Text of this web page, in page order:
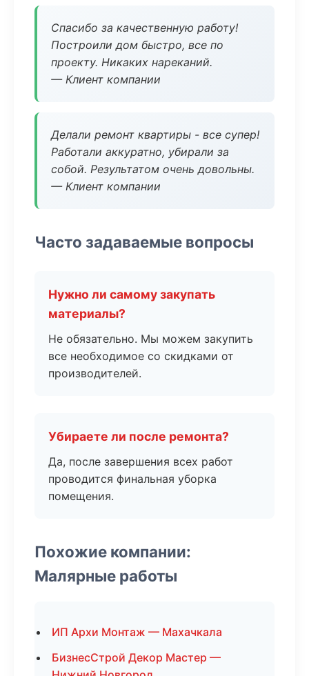
Спасибо за качественную работу!
Построили дом быстро, все по
проекту. Никаких нареканий.
— Клиент компании
Делали ремонт квартиры - все супер!
Работали аккуратно, убирали за
собой. Результатом очень довольны.
— Клиент компании
Часто задаваемые вопросы
Нужно ли самому закупать
материалы?
Не обязательно. Мы можем закупить
все необходимое со скидками от
производителей.
Убираете ли после ремонта?
Да, после завершения всех работ
проводится финальная уборка
помещения.
Похожие компании:
Малярные работы
ИП Архи Монтаж — Махачкала
БизнесСтрой Декор Мастер —